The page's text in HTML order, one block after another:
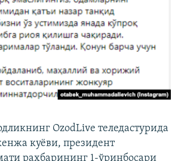
OzodLive теледастурида
куёви, президент
раҳбарининг 1-ўринбосари